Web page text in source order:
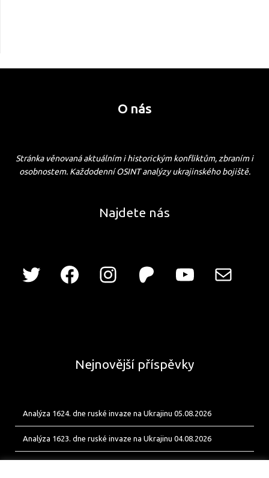
O nás
Stránka věnovaná aktuálním i historickým konfliktům, zbraním i
osobnostem. Každodenní OSINT analýzy ukrajinského bojiště.
Najdete nás
Nejnovější příspěvky
Analýza 1624. dne ruské invaze na Ukrajinu 05.08.2026
Analýza 1623. dne ruské invaze na Ukrajinu 04.08.2026